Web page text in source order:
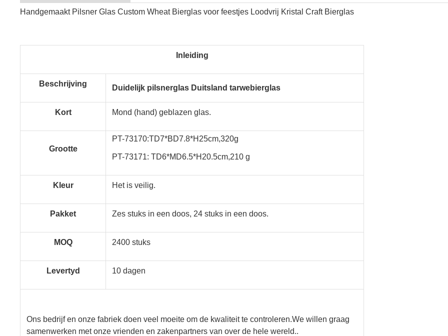
Handgemaakt Pilsner Glas Custom Wheat Bierglas voor feestjes Loodvrij Kristal Craft Bierglas
Inleiding
Beschrijving Duidelijk pilsnerglas Duitsland tarwebierglas
Kort Mond (hand) geblazen glas.
Grootte
PT-73170:TD7*BD7.8*H25cm,320g
PT-73171: TD6*MD6.5*H20.5cm,210 g
Kleur Het is veilig.
Pakket Zes stuks in een doos, 24 stuks in een doos.
MOQ 2400 stuks
Levertyd 10 dagen
Ons bedrijf en onze fabriek doen veel moeite om de kwaliteit te controleren.We willen graag
samenwerken met onze vrienden en zakenpartners van over de hele wereld..